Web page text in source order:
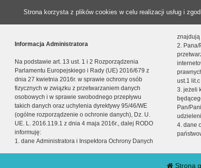
Strona korzysta z plików cookies w celu realizacji usług i
Informacja Administratora
Na podstawie art. 13 ust. 1 i 2 Rozporządzenia
Parlamentu Europejskiego i Rady (UE) 2016/679 z
dnia 27 kwietnia 2016r. w sprawie ochrony osób
fizycznych w związku z przetwarzaniem danych
osobowych i w sprawie swobodnego przepływu
takich danych oraz uchylenia dyrektywy 95/46/WE
(ogólne rozporządzenie o ochronie danych), Dz. U.
UE. L. 2016.119.1 z dnia 4 maja 2016r., dalej RODO
informuję:
1. dane Administratora i Inspektora Ochrony Danych
znajdują
2. Pana/
ust.1
3. jeżeli
Pan/
4. dane
Strona